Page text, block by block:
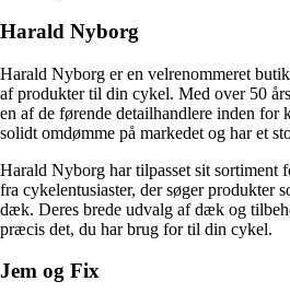
Harald Nyborg
Harald Nyborg er en velrenommeret
af produkter til din cykel. Med over 50
en af de førende detailhandlere inden for
solidt omdømme på markedet og har et
Harald Nyborg har tilpasset sit sortiment
fra cykelentusiaster, der søger produkter
dæk. Deres brede udvalg af dæk og
præcis det, du har brug for til din cykel.
Jem og Fix